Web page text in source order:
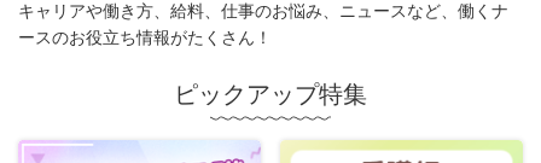
キャリアや働き方、給料、仕事のお悩み、ニュースなど、働くナ
ースのお役立ち情報がたくさん！
ピックアップ特集